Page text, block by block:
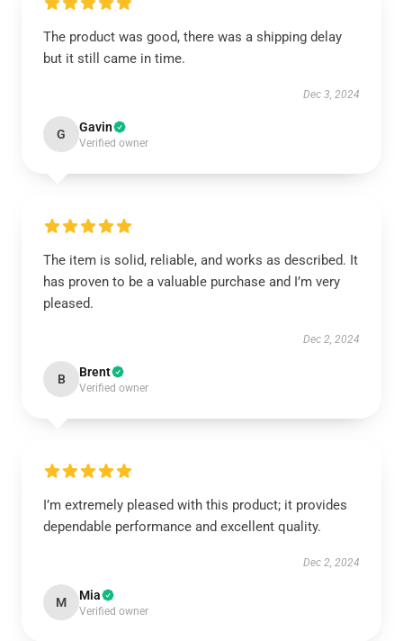
The product was good, there was a shipping delay
but it still came in time.
Dec 3, 2024
G Gavin
Verified owner
The item is solid, reliable, and works as described. It
has proven to be a valuable purchase and I’m very
pleased.
Dec 2, 2024
B Brent
Verified owner
I’m extremely pleased with this product; it provides
dependable performance and excellent quality.
Dec 2, 2024
M Mia
Verified owner